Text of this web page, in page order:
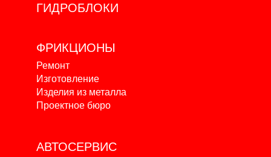
ГИДРОБЛОКИ
ФРИКЦИОНЫ
Ремонт
Изготовление
Изделия из металла
Проектное бюро
АВТОСЕРВИС